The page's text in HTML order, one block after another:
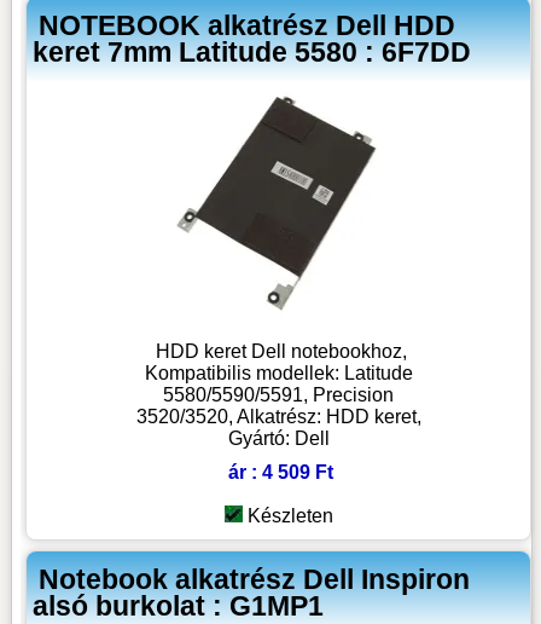
NOTEBOOK alkatrész Dell HDD
keret 7mm Latitude 5580 : 6F7DD
HDD keret Dell notebookhoz,
Kompatibilis modellek: Latitude
5580/5590/5591, Precision
3520/3520, Alkatrész: HDD keret,
Gyártó: Dell
ár : 4 509 Ft
Készleten
Notebook alkatrész Dell Inspiron
alsó burkolat : G1MP1